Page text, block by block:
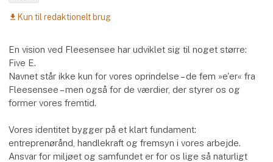
download Kun til redaktionelt brug
En vision ved Fleesensee har udviklet sig til noget større:
Five E.
Navnet står ikke kun for vores oprindelse – de fem »e'er« fra
Fleesensee – men også for de værdier, der styrer os og
former vores fremtid.
Vores identitet bygger på et klart fundament:
entreprenørånd, handlekraft og fremsyn i vores arbejde.
Ansvar for miljøet og samfundet er for os lige så naturligt